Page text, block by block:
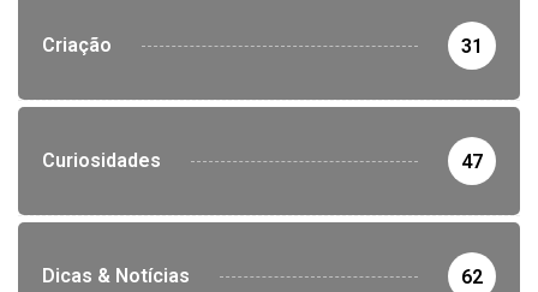
Criação 31
Curiosidades 47
Dicas & Notícias 62